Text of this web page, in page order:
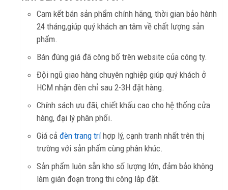
Cam kết bán sản phẩm chính hãng, thời gian bảo hành
24 tháng,giúp quý khách an tâm về chất lượng sản
phẩm.
Bán đúng giá đã công bố trên website của công ty.
Đội ngũ giao hàng chuyên nghiệp giúp quý khách ở
HCM nhận đèn chỉ sau 2-3H đặt hàng.
Chính sách ưu đãi, chiết khấu cao cho hệ thống cửa
hàng, đại lý phân phối.
Giá cả đèn trang tríhợp lý, cạnh tranh nhất trên thị
trường với sản phẩm cùng phân khúc.
Sản phẩm luôn sẵn kho số lượng lớn, đảm bảo không
làm gián đoạn trong thi công lắp đặt.